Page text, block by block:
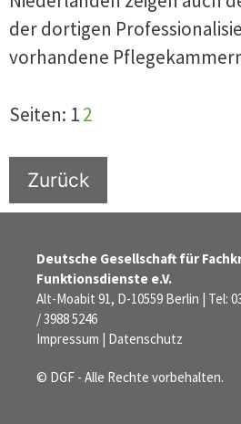
der dortigen
vorhandene
Seiten: 12
Zurück
Deutsche Gesellschaft für
Funktionsdienste e.V.
Alt-Moabit 91, D-10559 Berlin | Tel:
/ 3988 5246
Impressum | Datenschutz
© DGF - Alle Rechte vorbehalten.